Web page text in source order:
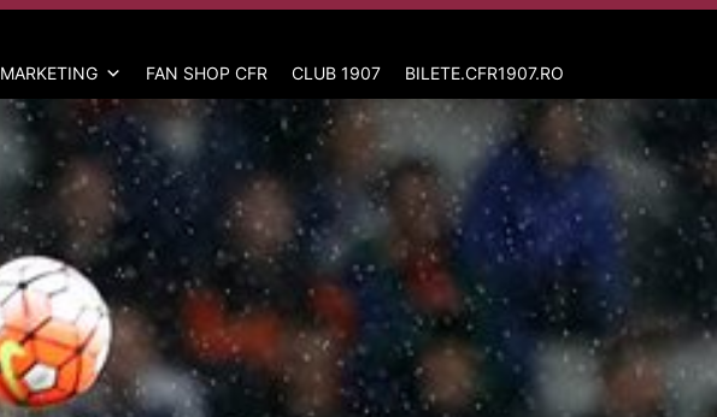
MARKETING FAN SHOP CFR CLUB 1907 BILETE.CFR1907.RO